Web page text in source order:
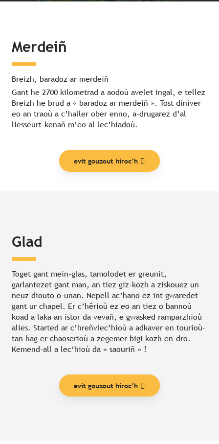
Merdeiñ
Breizh, baradoz ar merdeiñ
Gant he 2700 kilometrad a aodoù avelet ingal, e tellez
Breizh he brud a « baradoz ar merdeiñ ». Tost diniver
eo an traoù a c’haller ober enno, a-drugarez d’al
liesseurt-kenañ m’eo al lec’hiadoù.
evit gouzout hiroc’h
Glad
Toget gant mein-glas, tamolodet er greunit,
garlantezet gant man, an tiez giz-kozh a ziskouez un
neuz diouto o-unan. Nepell ac’hano ez int gwaredet
gant ur chapel. Er c’hêrioù ez eo an tiez o bannoù
koad a laka an istor da vevañ, e gwasked ramparzhioù
alies. Started ar c’hreñvlec’hioù a adkaver en tourioù-
tan hag er chaoserioù a zegemer bigi kozh en-dro.
Kemend-all a lec’hioù da « saouriñ » !
evit gouzout hiroc’h